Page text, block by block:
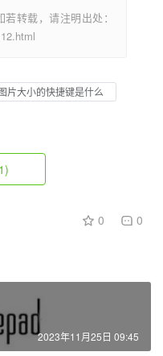
转载，请注明出处：
片大小的快捷键是什么
0 0
2023年11月25日 09:45